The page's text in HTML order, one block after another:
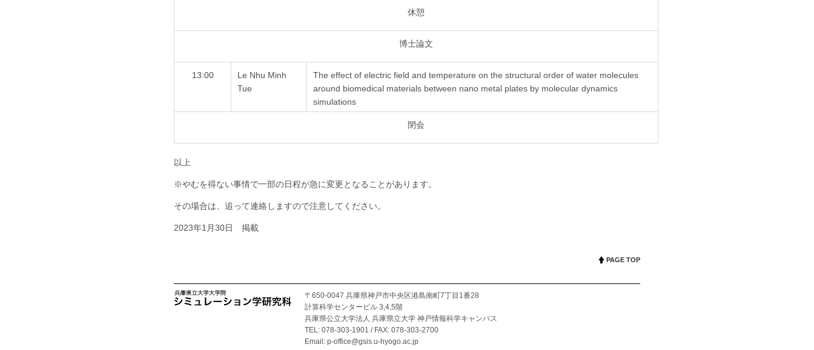
休憩
博士論文
13:00
Le Nhu Minh
Tue
The effect of electric field and temperature on the structural order of water molecules
around biomedical materials between nano metal plates by molecular dynamics
simulations
閉会
以上
※やむを得ない事情で一部の日程が急に変更となることがあります。
その場合は、追って連絡しますので注意してください。
2023年1月30日 掲載
PAGE TOP
〒650-0047 兵庫県神戸市中央区港島南町7丁目1番28
計算科学センタービル 3,4,5階
兵庫県公立大学法人 兵庫県立大学 神戸情報科学キャンパス
TEL: 078-303-1901 / FAX: 078-303-2700
Email: p-office@gsis.u-hyogo.ac.jp